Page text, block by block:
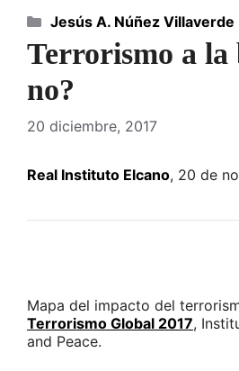
Terrorismo a la
no?
20 diciembre, 2017
Real Instituto Elcano, 20 de
Mapa del impacto del
Terrorismo Global 2017,
and Peace.
Categorías
Jesús A. Núñez Villaverde